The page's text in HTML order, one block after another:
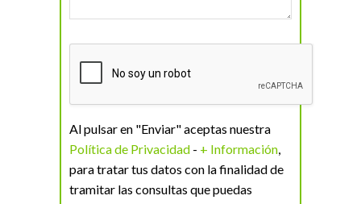
Al pulsar en "Enviar" aceptas nuestra
Política de Privacidad - + Información,
para tratar tus datos con la finalidad de
tramitar las consultas que puedas